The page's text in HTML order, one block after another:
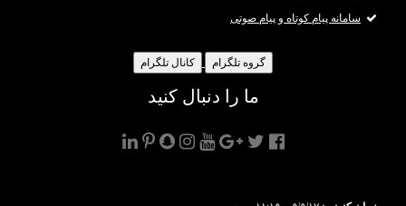
سامانه پیام کوتاه و پیام صوتی
گروه تلگرام کانال تلگرام
ما را دنبال کنید